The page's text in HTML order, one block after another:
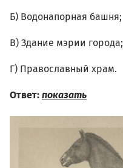
Б) Водонапорная башня;
В) Здание мэрии города;
Г) Православный храм.
Ответ: показать